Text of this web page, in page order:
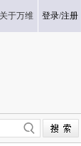
关于万维 登录/注册